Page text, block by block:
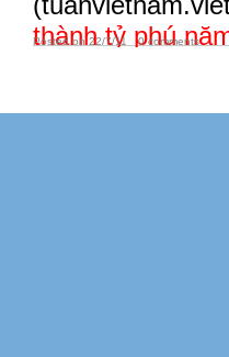
thành tỷ phú
Posted on 22/7/11 0 comments